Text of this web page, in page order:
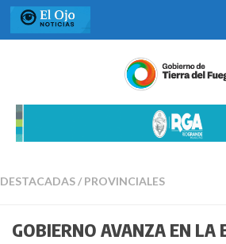
Saltar al contenido
DESTACADAS/ PROVINCIALES
GOBIERNO AVANZA EN LA